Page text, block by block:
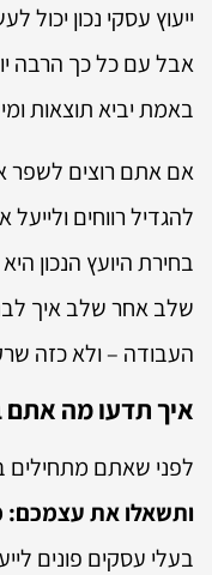
ייעוץ עסקי נכון
אבל עם כל כך הרבה
באמת יביא תוצאות
אם אתם רוצים לשפר
להגדיל רווחים
בחירת היועץ הנכון
שלב אחר שלב איך
העבודה – ולא כזה
איך תדעו מה אתם
לפני שאתם מתחילים
ותשאלו את עצמכם:
בעלי עסקים פונים